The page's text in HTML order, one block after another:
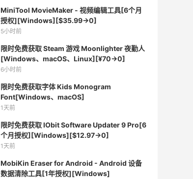
MiniTool MovieMaker - 视频编辑工具[6个月
授权][Windows][$35.99→0]
5小时前
限时免费获取 Steam 游戏 Moonlighter 夜勤人
[Windows、macOS、Linux][¥70→0]
6小时前
限时免费获取字体 Kids Monogram
Font[Windows、macOS]
1天前
限时免费获取 IObit Software Updater 9 Pro[6
个月授权][Windows][$12.97→0]
1天前
MobiKin Eraser for Android - Android 设备
数据清除工具[1年授权][Windows]